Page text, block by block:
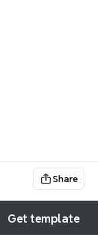
Share
Get template